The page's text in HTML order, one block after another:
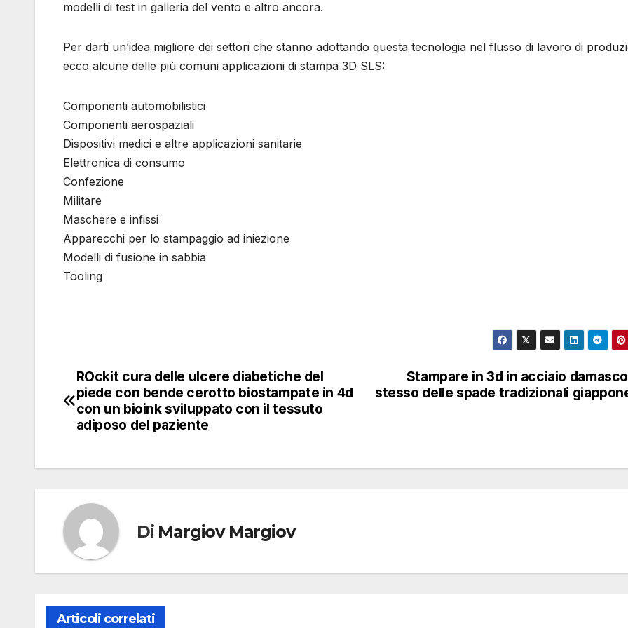
modelli di test in galleria del vento e altro ancora.
Per darti un’idea migliore dei settori che stanno adottando questa tecnologia nel flusso di lavoro di
ecco alcune delle più comuni applicazioni di stampa 3D SLS:
Componenti automobilistici
Componenti aerospaziali
Dispositivi medici e altre applicazioni sanitarie
Elettronica di consumo
Confezione
Militare
Maschere e infissi
Apparecchi per lo stampaggio ad iniezione
Modelli di fusione in sabbia
Tooling
Navigazione
articoli
Stampare in 3d in acciaio
stesso delle spade tradizionali
ROckit cura delle ulcere diabetiche del
piede con bende cerotto biostampate in 4d
con un bioink sviluppato con il tessuto
adiposo del paziente
Di Margiov Margiov
Articoli correlati